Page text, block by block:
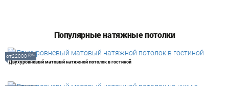
Популярные натяжные потолки
Двухуровневый матовый натяжной потолок в гостиной
от22000 руб.